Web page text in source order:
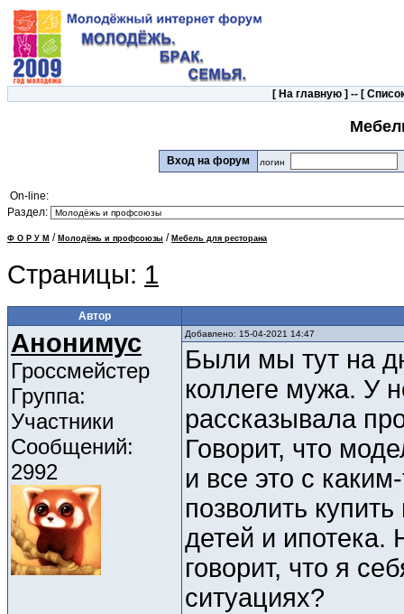
[ На главную] -- [
Вход на форум логин
On-line:
Раздел:
Ф О Р У М / Молодёжь и профсоюзы / Мебель для ресторана
Страницы: 1
Автор
Анонимус
Гроссмейстер
Группа:
Участники
Сообщений:
2992
Добавлено: 15-04-2021 14:47
Были мы тут на
коллеге мужа. У
рассказывала
Говорит, что
и все это с
позволить
детей и
говорит, что я
ситуациях?